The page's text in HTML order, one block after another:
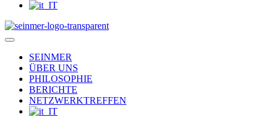
SEINMER
ÜBER UNS
PHILOSOPHIE
BERICHTE
NETZWERKTREFFEN